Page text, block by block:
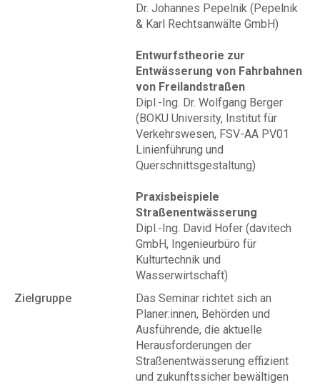
Dr. Johannes Pepelnik (Pepelnik
& Karl Rechtsanwälte GmbH)
Entwurfstheorie zur
Entwässerung von Fahrbahnen
von Freilandstraßen
Dipl.-Ing. Dr. Wolfgang Berger
(BOKU University, Institut für
Verkehrswesen, FSV-AA PV01
Linienführung und
Querschnittsgestaltung)
Praxisbeispiele
Straßenentwässerung
Dipl.-Ing. David Hofer (davitech
GmbH, Ingenieurbüro für
Kulturtechnik und
Wasserwirtschaft)
Zielgruppe
Das Seminar richtet sich an
Planer:innen, Behörden und
Ausführende, die aktuelle
Herausforderungen der
Straßenentwässerung effizient
und zukunftssicher bewältigen